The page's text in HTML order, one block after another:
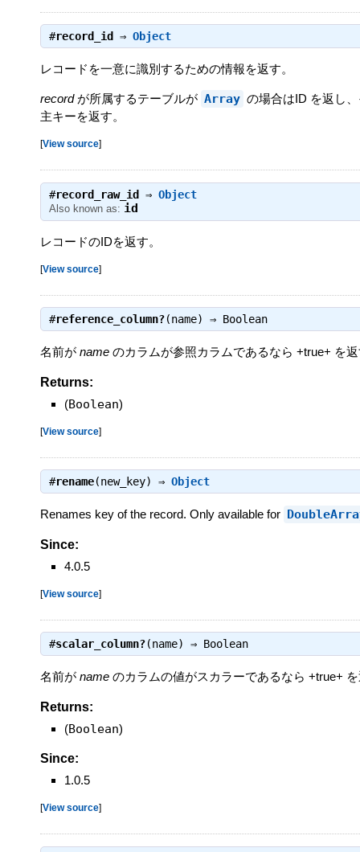
#record_id ⇒ Object
レコードを一意に識別するための情報を返す。
recordが所属するテーブルが Array の場合はID を返し
主キーを返す。
[View source]
#record_raw_id ⇒ Object
Also known as: id
レコードのIDを返す。
[View source]
#reference_column?(name) ⇒ Boolean
名前が name のカラムが参照カラムであるなら +true+ を
Returns:
(Boolean)
[View source]
#rename(new_key) ⇒ Object
Renames key of the record. Only available for
Since:
4.0.5
[View source]
#scalar_column?(name) ⇒ Boolean
名前が name のカラムの値がスカラーであるなら +true+
Returns:
(Boolean)
Since:
1.0.5
[View source]